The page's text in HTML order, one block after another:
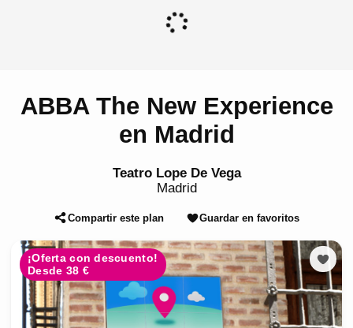
ABBA The New Experience
en Madrid
Teatro Lope De Vega
Madrid
Compartir este plan Guardar en favoritos
¡Oferta con descuento!
Desde 38 €